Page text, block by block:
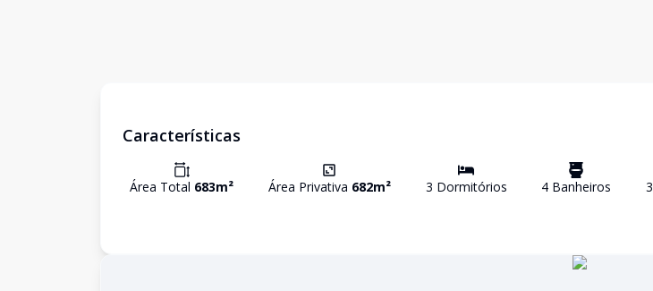
Características
Área Total 683m² Área Privativa 682m² 3 Dormitórios 4 Banheiros 3